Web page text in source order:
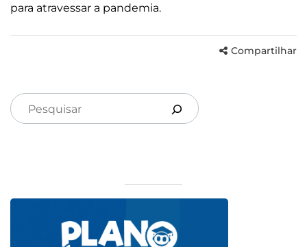
para atravessar a pandemia.
Compartilhar